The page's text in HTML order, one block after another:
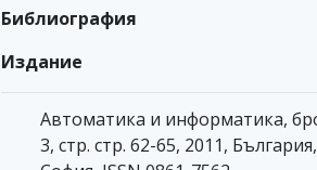
Библиография
Издание
Автоматика и информатика,
3, стр. стр. 62-65, 2011, България,